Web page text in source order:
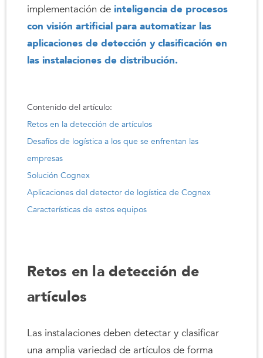
implementación de inteligencia de procesos
con visión artificial para automatizar las
aplicaciones de detección y clasificación en
las instalaciones de distribución.
Contenido del artículo:
Retos en la detección de artículos
Desafíos de logística a los que se enfrentan las
empresas
Solución Cognex
Aplicaciones del detector de logística de Cognex
Características de estos equipos
Retos en la detección de
artículos
Las instalaciones deben detectar y clasificar
una amplia variedad de artículos de forma